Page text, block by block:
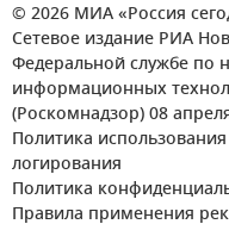
© 2026 МИА «Россия
Сетевое издание РИА
Федеральной службе по
информационных
(Роскомнадзор) 08
Политика
логирования
Политика
Правила применения